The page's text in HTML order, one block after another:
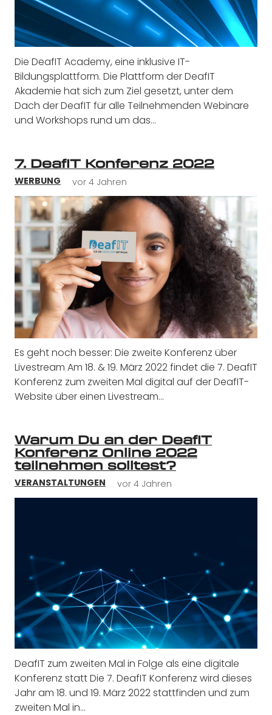
Die DeafIT Academy, eine inklusive IT-
Bildungsplattform. Die Plattform der DeafIT
Akademie hat sich zum Ziel gesetzt, unter dem
Dach der DeafIT für alle Teilnehmenden Webinare
und Workshops rund um das…
7. DeafIT Konferenz 2022
WERBUNG vor 4 Jahren
Es geht noch besser: Die zweite Konferenz über
Livestream Am 18. & 19. März 2022 findet die 7. DeafIT
Konferenz zum zweiten Mal digital auf der DeafIT-
Website über einen Livestream…
Warum Du an der DeafIT
Konferenz Online 2022
teilnehmen solltest?
VERANSTALTUNGEN vor 4 Jahren
DeafIT zum zweiten Mal in Folge als eine digitale
Konferenz statt Die 7. DeafIT Konferenz wird dieses
Jahr am 18. und 19. März 2022 stattfinden und zum
zweiten Mal in…